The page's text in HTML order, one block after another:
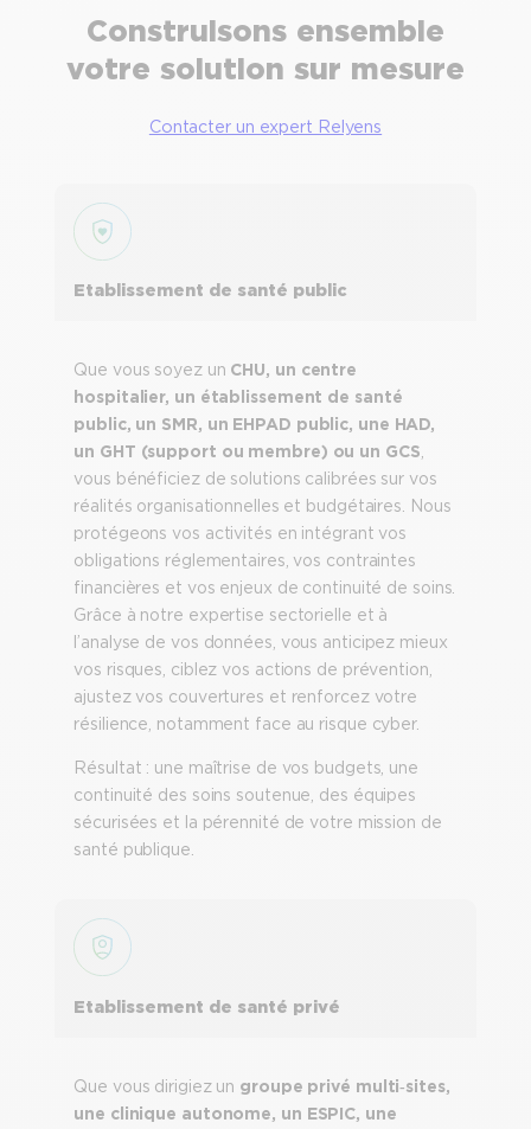
Construisons ensemble
votre solution sur mesure
Contacter un expert Relyens
Etablissement de santé public
Que vous soyez un CHU, un centre
hospitalier, un établissement de santé
public, un SMR, un EHPAD public, une HAD,
un GHT (support ou membre) ou un GCS,
vous bénéficiez de solutions calibrées sur vos
réalités organisationnelles et budgétaires. Nous
protégeons vos activités en intégrant vos
obligations réglementaires, vos contraintes
financières et vos enjeux de continuité de soins.
Grâce à notre expertise sectorielle et à
l’analyse de vos données, vous anticipez mieux
vos risques, ciblez vos actions de prévention,
ajustez vos couvertures et renforcez votre
résilience, notamment face au risque cyber.
Résultat : une maîtrise de vos budgets, une
continuité des soins soutenue, des équipes
sécurisées et la pérennité de votre mission de
santé publique.
Etablissement de santé privé
Que vous dirigiez un groupe privé multi‑sites,
une clinique autonome, un ESPIC, une